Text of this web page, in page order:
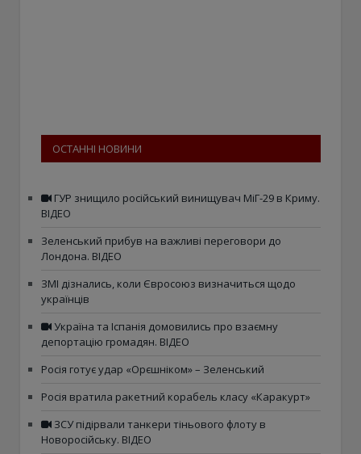
ОСТАННІ НОВИНИ
ГУР знищило російський винищувач МіГ-29 в Криму.
ВІДЕО
Зеленський прибув на важливі переговори до
Лондона. ВІДЕО
ЗМІ дізнались, коли Євросоюз визначиться щодо
українців
Україна та Іспанія домовились про взаємну
депортацію громадян. ВІДЕО
Росія готує удар «Орєшніком» – Зеленський
Росія вратила ракетний корабель класу «Каракурт»
ЗСУ підірвали танкери тіньового флоту в
Новоросійську. ВІДЕО